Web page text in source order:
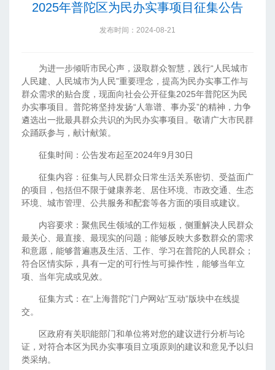
2025年普陀区为民办实事项目征集公告
发布时间：2024-08-21
为进一步倾听市民心声，汲取群众智慧，践行“人民城市
人民建、人民城市为人民”重要理念，提高为民办实事工作与
群众需求的贴合度，现面向社会公开征集2025年普陀区为民
办实事项目。普陀将坚持发扬“人靠谱、事办妥”的精神，力争
遴选出一批最具群众共识的为民办实事项目。敬请广大市民群
众踊跃参与，献计献策。
征集时间：公告发布起至2024年9 月30日
征集内容：征集与人民群众日常生活关系密切、受益面广
的项目，包括但不限于健康养老、居住环境、市政交通、生态
环境、城市管理、公共服务和配套等各方面的项目或建议。
内容要求：聚焦民生领域的工作短板，侧重解决人民群众
最关心、最直接、最现实的问题；能够反映大多数群众的需求
和意愿，能够普遍惠及生活、工作、学习在普陀的人民群众；
符合区情实际，具有一定的可行性与可操作性，能够当年立
项、当年完成或见效。
征集方式：在“上海普陀”门户网站“互动”版块中在线提
交。
区政府有关职能部门和单位将对您的建议进行分析与论
证，对符合本区为民办实事项目立项原则的建议和意见予以归
类采纳。